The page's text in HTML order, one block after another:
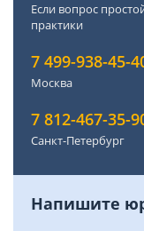
Если вопрос
практики
7 499-938-45-
Москва
7 812-467-35-
Санкт-Петербург
Напишите